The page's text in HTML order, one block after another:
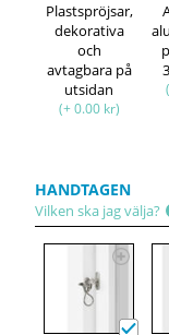
Plastspröjsar,
dekorativa
och
avtagbara på
utsidan
(+ 0.00 kr)
HANDTAGEN
Vilken ska jag välja?